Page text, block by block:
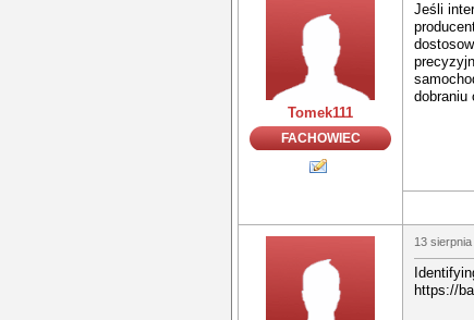
Tomek111
FACHOWIEC
Jeśli
dobraniu
13
https://